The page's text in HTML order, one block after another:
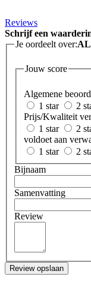
Reviews
Schrijf een
Je oordeelt over:
Jouw score
Algemene
1 star
2
Prijs/Kwaliteit
1 star
2
voldoet aan
1 star
2
Bijnaam
Samenvatting
Review
Review opslaan